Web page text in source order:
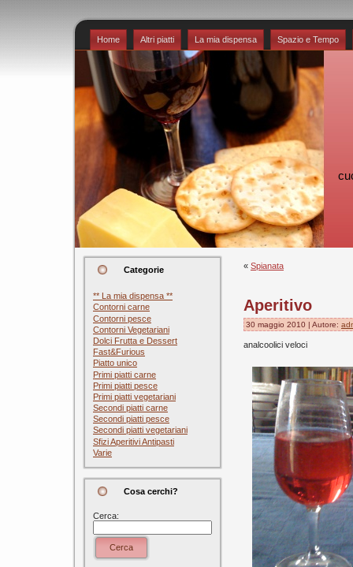
Home Altri piatti La mia dispensa Spazio e Tempo
Categorie
** La mia dispensa **
Contorni carne
Contorni pesce
Contorni Vegetariani
Dolci Frutta e Dessert
Fast&Furious
Piatto unico
Primi piatti carne
Primi piatti pesce
Primi piatti vegetariani
Secondi piatti carne
Secondi piatti pesce
Secondi piatti vegetariani
Sfizi Aperitivi Antipasti
Varie
Cosa cerchi?
Cerca:
Cerca
« Spianata
Aperitivo
30 maggio 2010 | Autore:
analcoolici veloci